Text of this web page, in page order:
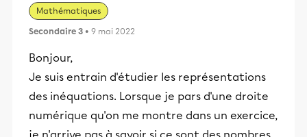
Mathématiques
Secondaire 3 • 9 mai 2022
Bonjour,
Je suis entrain d'étudier les représentations
des inéquations. Lorsque je pars d'une droite
numérique qu'on me montre dans un exercice,